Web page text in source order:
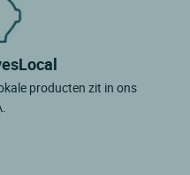
producten zit in ons